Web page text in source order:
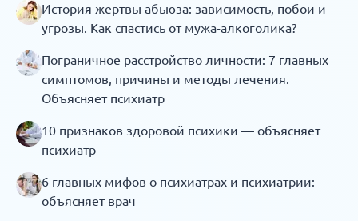
История жертвы абьюза: зависимость, побои и
угрозы. Как спастись от мужа-алкоголика?
Пограничное расстройство личности: 7 главных
симптомов, причины и методы лечения.
Объясняет психиатр
10 признаков здоровой психики — объясняет
психиатр
6 главных мифов о психиатрах и психиатрии:
объясняет врач